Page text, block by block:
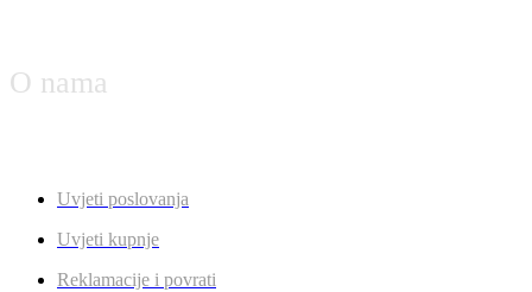
O nama
Uvjeti poslovanja
Uvjeti kupnje
Reklamacije i povrati